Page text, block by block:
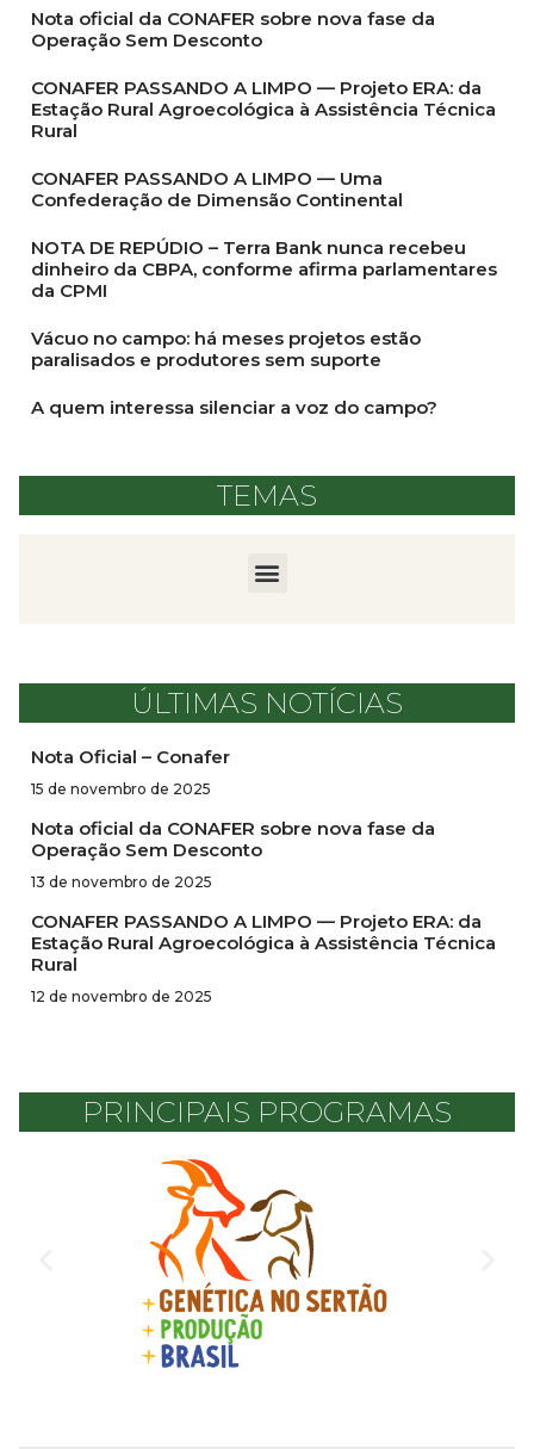
Nota oficial da CONAFER sobre nova fase da
Operação Sem Desconto
CONAFER PASSANDO A LIMPO — Projeto ERA: da
Estação Rural Agroecológica à Assistência Técnica
Rural
CONAFER PASSANDO A LIMPO — Uma
Confederação de Dimensão Continental
NOTA DE REPÚDIO – Terra Bank nunca recebeu
dinheiro da CBPA, conforme afirma parlamentares
da CPMI
Vácuo no campo: há meses projetos estão
paralisados e produtores sem suporte
A quem interessa silenciar a voz do campo?
TEMAS
ÚLTIMAS NOTÍCIAS
Nota Oficial – Conafer
15 de novembro de 2025
Nota oficial da CONAFER sobre nova fase da
Operação Sem Desconto
13 de novembro de 2025
CONAFER PASSANDO A LIMPO — Projeto ERA: da
Estação Rural Agroecológica à Assistência Técnica
Rural
12 de novembro de 2025
PRINCIPAIS PROGRAMAS